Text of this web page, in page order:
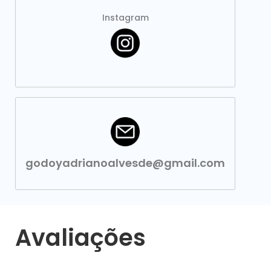
Instagram
godoyadrianoalvesde@gmail.com
Avaliações